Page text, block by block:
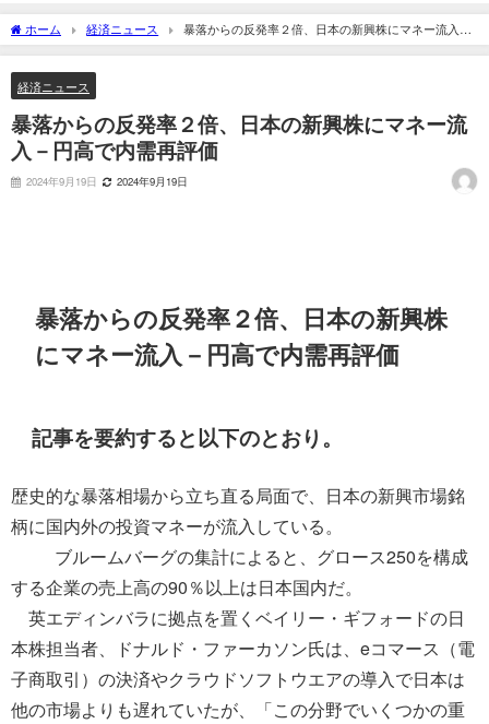
ホーム 経済ニュース
暴落からの反発率２倍、日本の新興株にマネー流入－
円高で内需再評価
経済ニュース
暴落からの反発率２倍、日本の新興株にマネー流
入－円高で内需再評価
2024年9月19日 2024年9月19日
暴落からの反発率２倍、日本の新興株
にマネー流入－円高で内需再評価
記事を要約すると以下のとおり。
歴史的な暴落相場から立ち直る局面で、日本の新興市場銘
柄に国内外の投資マネーが流入している。
ブルームバーグの集計によると、グロース250を構成
する企業の売上高の90％以上は日本国内だ。
英エディンバラに拠点を置くベイリー・ギフォードの日
本株担当者、ドナルド・ファーカソン氏は、eコマース（電
子商取引）の決済やクラウドソフトウエアの導入で日本は
他の市場よりも遅れていたが、「この分野でいくつかの重